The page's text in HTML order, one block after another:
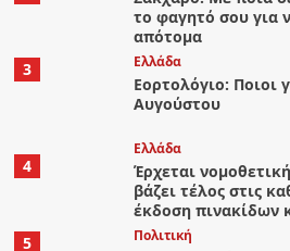
το φαγητό σου για
απότομα
3
Ελλάδα
Εορτολόγιο: Ποιοι
Αυγούστου
4
Ελλάδα
Έρχεται
βάζει τέλος στις
έκδοση πινακίδων
5
Πολιτική